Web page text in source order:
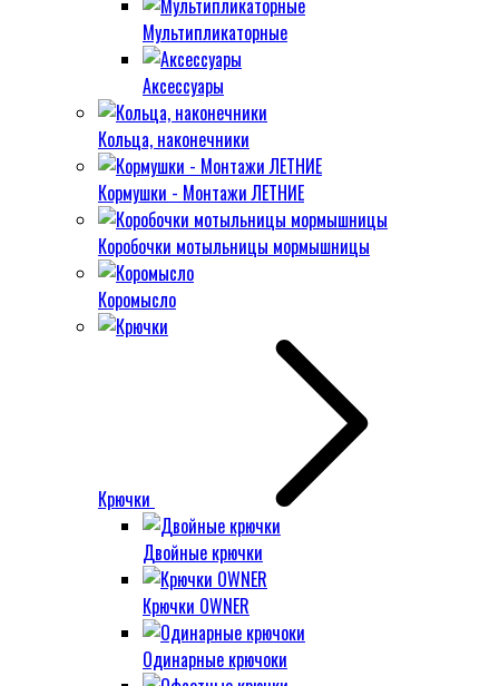
Мультипликаторные
Аксессуары
Кольца, наконечники
Кормушки - Монтажи ЛЕТНИЕ
Коробочки мотыльницы мормышницы
Коромысло
Крючки
Двойные крючки
Крючки OWNER
Одинарные крючоки